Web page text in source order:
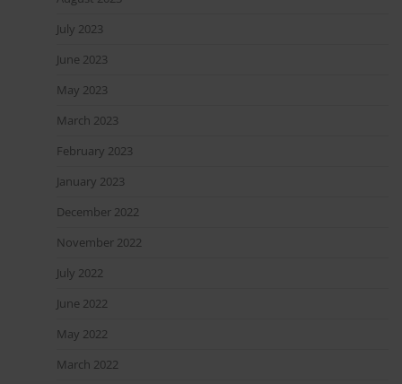
July 2023
June 2023
May 2023
March 2023
February 2023
January 2023
December 2022
November 2022
July 2022
June 2022
May 2022
March 2022